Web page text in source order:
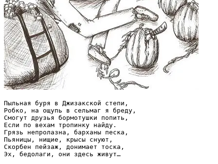
Пыльная буря в Джизакской степи,
Робко, на ощупь в сельмаг я бреду,
Смогут друзья бормотушки попить,
Если по вехам тропинку найду.
Грязь непролазна, барханы песка,
Пьяницы, нищие, крысы снуют,
Cкорбен пейзаж, донимает тоска,
Эх, бедолаги, они здесь живут…